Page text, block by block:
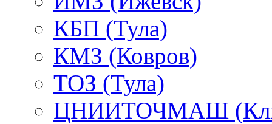
КБП (Тула)
КМЗ (Ковров)
ТОЗ (Тула)
ЦНИИТОЧМАШ